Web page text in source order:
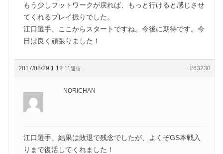
もう少しフットワークが戻れば、もっと行けると感じさせ
てくれるプレイ振りでした。
江口選手、ここからスタートですね。今後に期待です。今
日は良く頑張りました！
2017/08/29 1:12:11 #63230
返信
NORICHAN
江口選手、結果は敗退で残念でしたが、よくぞGS本戦入
りまで復活してくれました！